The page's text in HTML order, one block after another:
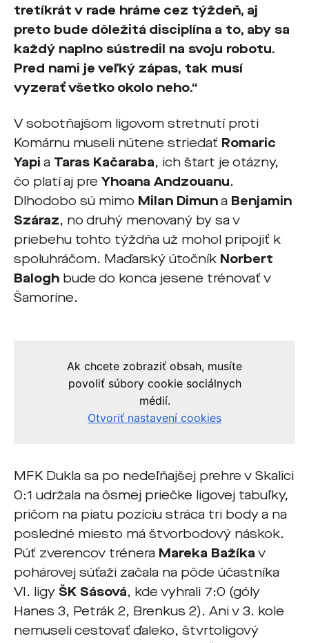
tretíkrát v rade hráme cez týždeň, aj
preto bude dôležitá disciplína a to, aby sa
každý naplno sústredil na svoju robotu.
Pred nami je veľký zápas, tak musí
vyzerať všetko okolo neho.“
V sobotňajšom ligovom stretnutí proti
Komárnu museli nútene striedať Romaric
Yapi a Taras Kačaraba, ich štart je otázny,
čo platí aj pre Yhoana Andzouanu.
Dlhodobo sú mimo Milan Dimuna Benjamin
Száraz, no druhý menovaný by sa v
priebehu tohto týždňa už mohol pripojiť k
spoluhráčom. Maďarský útočník Norbert
Balogh bude do konca jesene trénovať v
Šamoríne.
MFK Dukla sa po nedeľňajšej prehre v Skalici
0:1 udržala na ôsmej priečke ligovej tabuľky,
pričom na piatu pozíciu stráca tri body a na
posledné miesto má štvorbodový náskok.
Púť zverencov trénera Mareka Bažíka v
pohárovej súťaži začala na pôde účastníka
VI. ligy ŠK Sásová, kde vyhrali 7:0 (góly
Hanes 3, Petrák 2, Brenkus 2). Ani v 3. kole
nemuseli cestovať ďaleko, štvrtoligový